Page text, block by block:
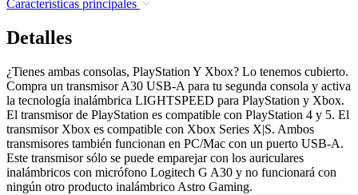
Características principales
Detalles
¿Tienes ambas consolas, PlayStation Y Xbox? Lo tenemos cubierto.
Compra un transmisor A30 USB-A para tu segunda consola y activa
la tecnología inalámbrica LIGHTSPEED para PlayStation y Xbox.
El transmisor de PlayStation es compatible con PlayStation 4 y 5. El
transmisor Xbox es compatible con Xbox Series X|S. Ambos
transmisores también funcionan en PC/Mac con un puerto USB-A.
Este transmisor sólo se puede emparejar con los auriculares
inalámbricos con micrófono Logitech G A30 y no funcionará con
ningún otro producto inalámbrico Astro Gaming.